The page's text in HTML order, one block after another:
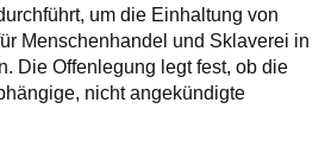
um die Einhaltung von
Menschenhandel und Sklaverei in
Die Offenlegung legt fest, ob die
nicht angekündigte